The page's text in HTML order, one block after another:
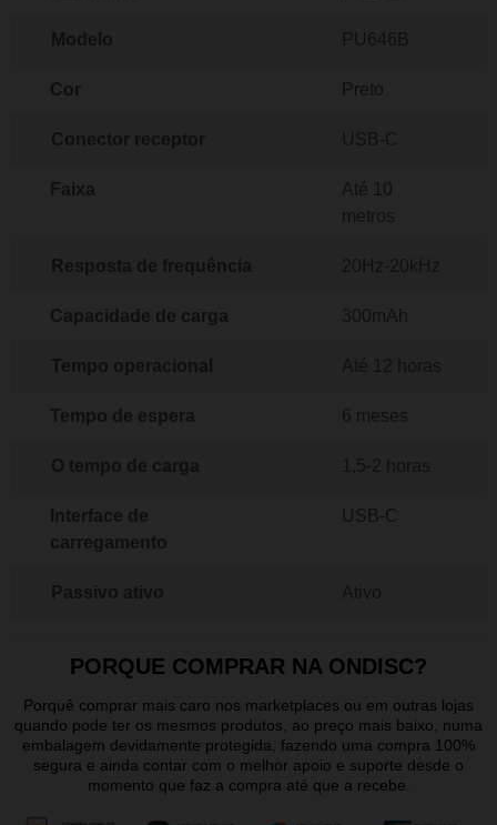
Cor Preto
Faixa
Até 10
metros
Capacidade de carga 300mAh
Tempo de espera 6 meses
Interface de
carregamento
USB-C
PORQUE COMPRAR NA ONDISC?
Porquê comprar mais caro nos marketplaces ou em outras lojas
quando pode ter os mesmos produtos, ao preço mais baixo, numa
embalagem devidamente protegida, fazendo uma compra 100%
segura e ainda contar com o melhor apoio e suporte desde o
momento que faz a compra até que a recebe.